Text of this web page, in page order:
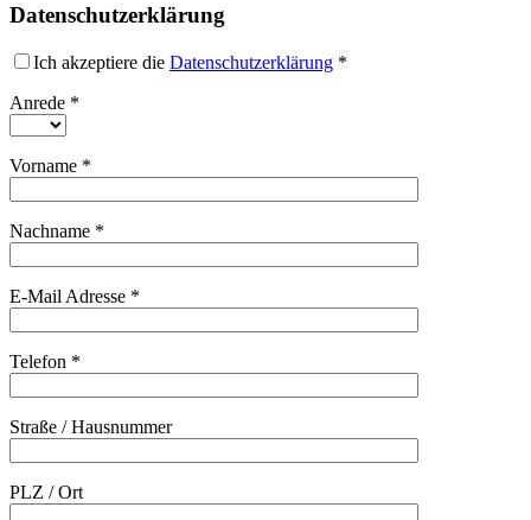
Datenschutzerklärung
Ich akzeptiere die Datenschutzerklärung *
Anrede *
Vorname *
Nachname *
E-Mail Adresse *
Telefon *
Straße / Hausnummer
PLZ / Ort